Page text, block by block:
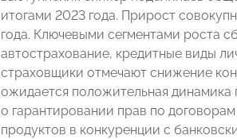
итогами 2023 года. Прирост
года. Ключевыми сегментами роста
автострахование, кредитные виды
страховщики отмечают снижение
ожидается положительная динамика
о гарантировании прав по
продуктов в конкуренции с